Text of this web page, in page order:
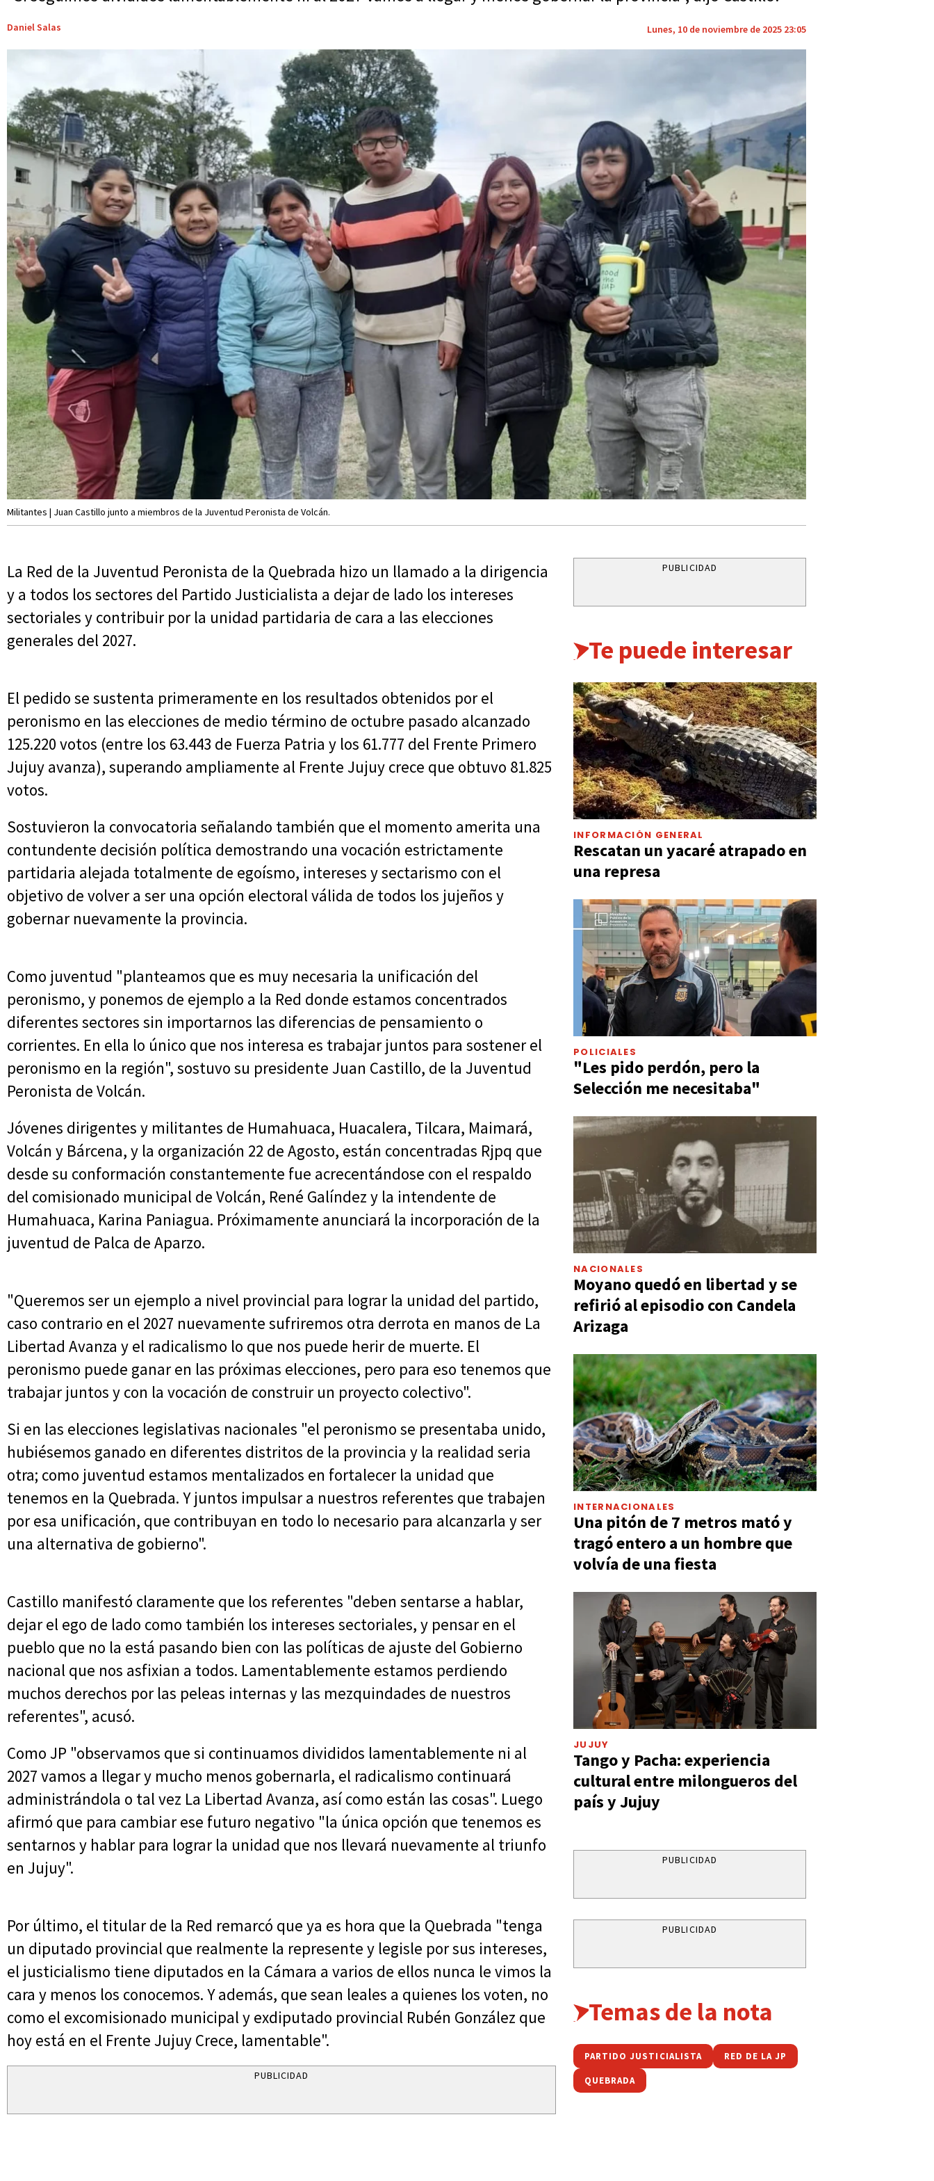
Daniel Salas Lunes, 10 de noviembre de 2025 23:05
Militantes | Juan Castillo junto a miembros de la Juventud Peronista de Volcán.
La Red de la Juventud Peronista de la Quebrada hizo un llamado a la dirigencia
y a todos los sectores del Partido Justicialista a dejar de lado los intereses
sectoriales y contribuir por la unidad partidaria de cara a las elecciones
generales del 2027.
El pedido se sustenta primeramente en los resultados obtenidos por el
peronismo en las elecciones de medio término de octubre pasado alcanzado
125.220 votos (entre los 63.443 de Fuerza Patria y los 61.777 del Frente Primero
Jujuy avanza), superando ampliamente al Frente Jujuy crece que obtuvo 81.825
votos.
Sostuvieron la convocatoria señalando también que el momento amerita una
contundente decisión política demostrando una vocación estrictamente
partidaria alejada totalmente de egoísmo, intereses y sectarismo con el
objetivo de volver a ser una opción electoral válida de todos los jujeños y
gobernar nuevamente la provincia.
Como juventud "planteamos que es muy necesaria la unificación del
peronismo, y ponemos de ejemplo a la Red donde estamos concentrados
diferentes sectores sin importarnos las diferencias de pensamiento o
corrientes. En ella lo único que nos interesa es trabajar juntos para sostener el
peronismo en la región", sostuvo su presidente Juan Castillo, de la Juventud
Peronista de Volcán.
Jóvenes dirigentes y militantes de Humahuaca, Huacalera, Tilcara, Maimará,
Volcán y Bárcena, y la organización 22 de Agosto, están concentradas Rjpq que
desde su conformación constantemente fue acrecentándose con el respaldo
del comisionado municipal de Volcán, René Galíndez y la intendente de
Humahuaca, Karina Paniagua. Próximamente anunciará la incorporación de la
juventud de Palca de Aparzo.
"Queremos ser un ejemplo a nivel provincial para lograr la unidad del partido,
caso contrario en el 2027 nuevamente sufriremos otra derrota en manos de La
Libertad Avanza y el radicalismo lo que nos puede herir de muerte. El
peronismo puede ganar en las próximas elecciones, pero para eso tenemos que
trabajar juntos y con la vocación de construir un proyecto colectivo".
Si en las elecciones legislativas nacionales "el peronismo se presentaba unido,
hubiésemos ganado en diferentes distritos de la provincia y la realidad seria
otra; como juventud estamos mentalizados en fortalecer la unidad que
tenemos en la Quebrada. Y juntos impulsar a nuestros referentes que trabajen
por esa unificación, que contribuyan en todo lo necesario para alcanzarla y ser
una alternativa de gobierno".
Castillo manifestó claramente que los referentes "deben sentarse a hablar,
dejar el ego de lado como también los intereses sectoriales, y pensar en el
pueblo que no la está pasando bien con las políticas de ajuste del Gobierno
nacional que nos asfixian a todos. Lamentablemente estamos perdiendo
muchos derechos por las peleas internas y las mezquindades de nuestros
referentes", acusó.
Como JP "observamos que si continuamos divididos lamentablemente ni al
2027 vamos a llegar y mucho menos gobernarla, el radicalismo continuará
administrándola o tal vez La Libertad Avanza, así como están las cosas". Luego
afirmó que para cambiar ese futuro negativo "la única opción que tenemos es
sentarnos y hablar para lograr la unidad que nos llevará nuevamente al triunfo
en Jujuy".
Por último, el titular de la Red remarcó que ya es hora que la Quebrada "tenga
un diputado provincial que realmente la represente y legisle por sus intereses,
el justicialismo tiene diputados en la Cámara a varios de ellos nunca le vimos la
cara y menos los conocemos. Y además, que sean leales a quienes los voten, no
como el excomisionado municipal y exdiputado provincial Rubén González que
hoy está en el Frente Jujuy Crece, lamentable".
PUBLICIDAD
PUBLICIDAD
Te puede interesar
INFORMACIÓN GENERAL
Rescatan un yacaré atrapado en
una represa
POLICIALES
"Les pido perdón, pero la
Selección me necesitaba"
NACIONALES
Moyano quedó en libertad y se
refirió al episodio con Candela
Arizaga
INTERNACIONALES
Una pitón de 7 metros mató y
tragó entero a un hombre que
volvía de una fiesta
JUJUY
Tango y Pacha: experiencia
cultural entre milongueros del
país y Jujuy
PUBLICIDAD
PUBLICIDAD
Temas de la nota
PARTIDO JUSTICIALISTA RED DE LA JP
QUEBRADA